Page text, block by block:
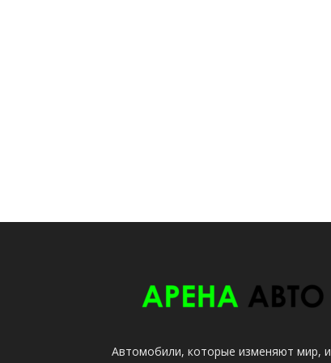
Автомобили, которые изменяют мир, и